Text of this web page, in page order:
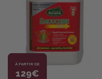
À PARTIR DE
129€